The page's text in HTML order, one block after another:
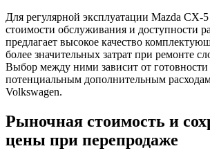
Для регулярной эксплуатации Mazda CX-
стоимости обслуживания и доступности
предлагает высокое качество
более значительных затрат при ремонте
Выбор между ними зависит от готовности
потенциальным дополнительным
Volkswagen.
Рыночная стоимость и
цены при перепродаже